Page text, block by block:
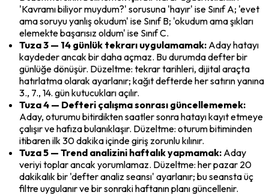
'Kavramı biliyor muydum?' sorusuna 'hayır' ise Sınıf A; 'evet
ama soruyu yanlış okudum' ise Sınıf B; 'okudum ama şıkları
elemekte başarısız oldum' ise Sınıf C.
Tuza 3 — 14 günlük tekrarı uygulamamak: Aday hatayı
kaydeder ancak bir daha açmaz. Bu durumda defter bir
günlüğe dönüşür. Düzeltme: tekrar tarihleri, dijital araçta
hatırlatma olarak ayarlanır; kağıt defterde her satırın yanına
3., 7., 14. gün kutucukları açılır.
Tuza 4 — Defteri çalışma sonrası güncellememek:
Aday, oturumu bitirdikten saatler sonra hatayı kayıt etmeye
çalışır ve hafıza bulanıklaşır. Düzeltme: oturum bitiminden
itibaren ilk 30 dakika içinde giriş zorunlu kılınır.
Tuza 5 — Trend analizini haftalık yapmamak: Aday
veriyi toplar ancak yorumlamaz. Düzeltme: her pazar 20
dakikalık bir 'defter analiz seansı' ayarlanır; bu seansta üç
filtre uygulanır ve bir sonraki haftanın planı güncellenir.